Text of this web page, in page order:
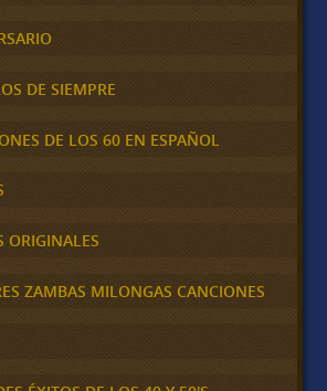
DE SIEMPRE
DE LOS 60 EN ESPAÑOL
ORIGINALES
ZAMBAS MILONGAS CANCIONES